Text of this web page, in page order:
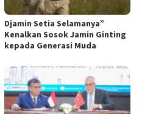
Djamin Setia Selamanya”
Kenalkan Sosok Jamin Ginting
kepada Generasi Muda